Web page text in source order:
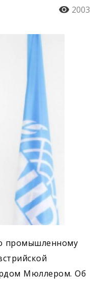
2003
промышленному
Мюллером. Об